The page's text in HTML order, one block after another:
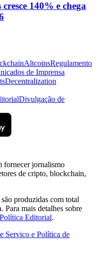
140% e chega
AltcoinsRegulamento
de Imprensa
Decentralization
Divulgação de
fornecer jornalismo
de cripto, blockchain,
produzidas com total
Para mais detalhes sobre
Política Editorial.
Serviço e Política de